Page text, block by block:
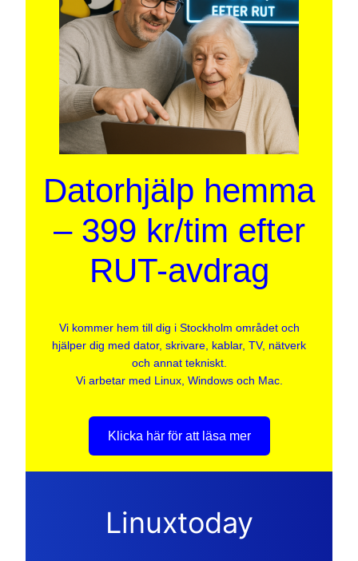
Datorhjälp hemma
– 399 kr/tim efter
RUT-avdrag
Vi kommer hem till dig i Stockholm området och
hjälper dig med dator, skrivare, kablar, TV, nätverk
och annat tekniskt.
Vi arbetar med Linux, Windows och Mac.
Klicka här för att läsa mer
Linuxtoday